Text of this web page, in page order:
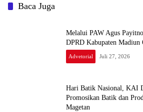
Baca Juga
Melalui PAW Agus
DPRD Kabupaten
Advetorial Juli 27, 2026
Hari Batik Nasional, KAI Daop 7 Madiun
Promosikan Batik dan Produk UMKM Khas
Magetan